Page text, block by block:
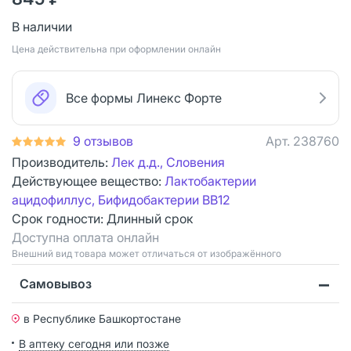
В наличии
Цена действительна при оформлении онлайн
Все формы Линекс Форте
9 отзывов Арт. 238760
Производитель: Лек д.д., Словения
Действующее вещество: Лактобактерии
ацидофиллус, Бифидобактерии ВВ12
Срок годности: Длинный срок
Доступна оплата онлайн
Bнешний вид товара может отличаться от изображённого
Самовывоз
в Республике Башкортостане
В аптеку сегодня или позже